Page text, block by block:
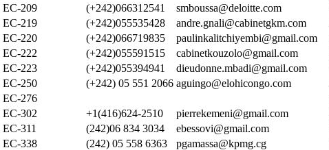
EC-209 (+242)066312541 smboussa@deloitte.com
EC-219 (+242)055535428 andre.gnali@cabinetgkm.com
EC-220 (+242)066719835 paulinkalitchiyembi@gmail.com
EC-222 (+242)055591515 cabinetkouzolo@gmail.com
EC-223 (+242)055394941 dieudonne.mbadi@gmail.com
EC-250 (+242) 05 551 2066 aguingo@elohicongo.com
EC-276
EC-302 +1(416)624-2510 pierrekemeni@gmail.com
EC-311 (242)06 834 3034 ebessovi@gmail.com
EC-338 (242) 05 558 6363 pgamassa@kpmg.cg